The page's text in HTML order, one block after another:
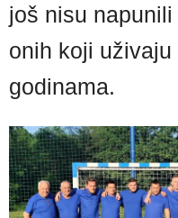
još nisu
onih koji
godinama.